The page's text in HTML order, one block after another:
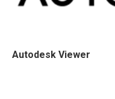
Autodesk Viewer